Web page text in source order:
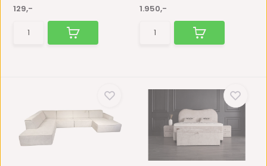
129,-
1.950,-